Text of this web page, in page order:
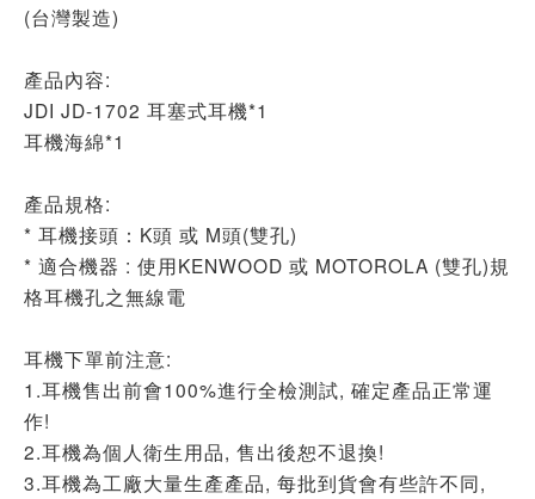
(台灣製造)
產品內容:
JDI JD-1702 耳塞式耳機*1
耳機海綿*1
產品規格:
* 耳機接頭：K頭 或 M頭(雙孔)
* 適合機器 : 使用KENWOOD 或 MOTOROLA (雙孔)規
格耳機孔之無線電
耳機下單前注意:
1.耳機售出前會100%進行全檢測試, 確定產品正常運
作!
2.耳機為個人衛生用品, 售出後恕不退換!
3.耳機為工廠大量生產產品, 每批到貨會有些許不同,